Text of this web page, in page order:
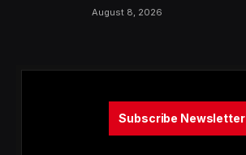
August 8, 2026
Subscribe Newsletter